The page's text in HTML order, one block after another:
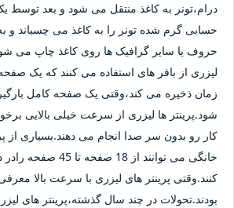
درام،تونر به کاغذ منتقل می شود و بعد
حسابی گرم شده تونر را به کاغذ می چسباند و
حروف یا سایر گرافیک ها روی کاغذ چاپ می
لیزری از بافر های استفاده می کنند که یک
زمان ذخیره می کند،وقتی یک صفحه کامل
شود.پرینتر ها لیزری از سرعت خیلی بالایی
کار رو بدون سر صدا انجام می دهند.بسیاری از
خانگی می توانند از 18 صفحه
کنند.وقتی پرینتر های لیزری با سرعت بالا
بودند.تحولات در چند سال گذشته،پرینتر های